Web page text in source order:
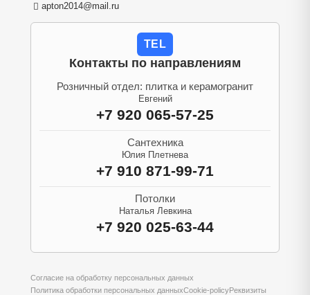
apton2014@mail.ru
TEL
Контакты по направлениям
Розничный отдел: плитка и керамогранит
Евгений
+7 920 065-57-25
Сантехника
Юлия Плетнева
+7 910 871-99-71
Потолки
Наталья Левкина
+7 920 025-63-44
Согласие на обработку персональных данных
Политика обработки персональных данныхCookie-policyРеквизиты